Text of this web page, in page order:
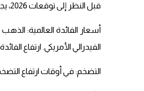
قبل النظر إلى توقعات 2026، يجدر فهم العوامل التي تتحكم في حركة الذهب، وهي عادةً:
أسعار الفائدة العالمية:
الفيدرالي الأمريكي. ارتفاع
التضخم: في أوقات ارتفاع